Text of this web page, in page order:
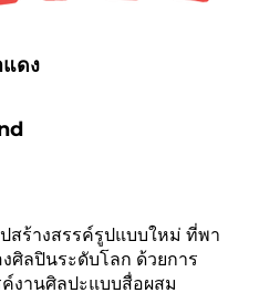
ดง
สร้างสรรค์รูปแบบใหม่ ที่พา
ศิลปินระดับโลก ด้วยการ
ค์งานศิลปะแบบสื่อผสม